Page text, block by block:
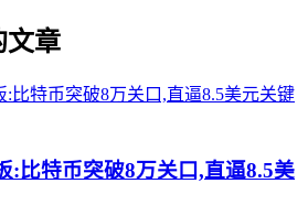
文章
:比特币突破8万关口,直逼8.5美